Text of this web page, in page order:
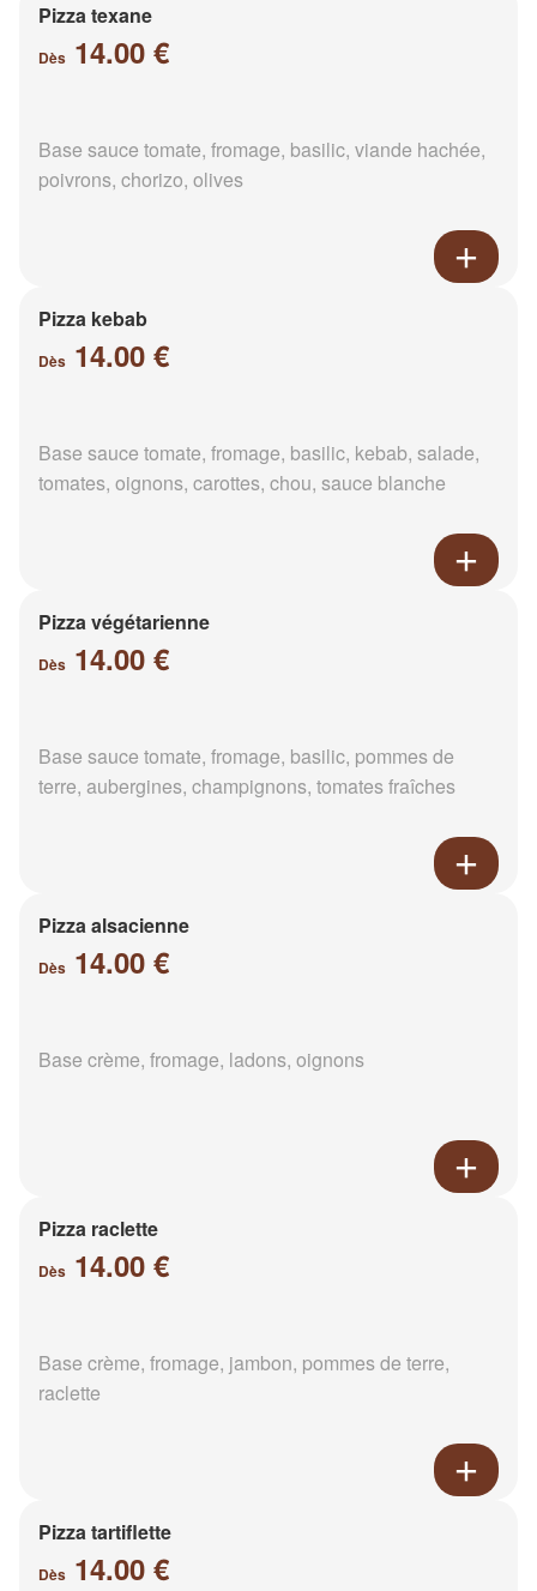
Pizza texane
Dès 14.00 €
Base sauce tomate, fromage, basilic, viande hachée,
poivrons, chorizo, olives
Pizza kebab
Dès 14.00 €
Base sauce tomate, fromage, basilic, kebab, salade,
tomates, oignons, carottes, chou, sauce blanche
Pizza végétarienne
Dès 14.00 €
Base sauce tomate, fromage, basilic, pommes de
terre, aubergines, champignons, tomates fraîches
Pizza alsacienne
Dès 14.00 €
Base crème, fromage, ladons, oignons
Pizza raclette
Dès 14.00 €
Base crème, fromage, jambon, pommes de terre,
raclette
Pizza tartiflette
Dès 14.00 €